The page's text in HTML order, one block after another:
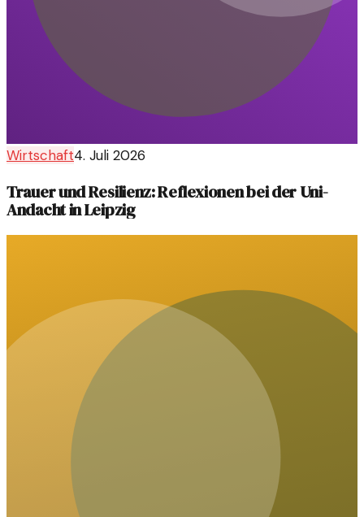
Wirtschaft4. Juli 2026
Trauer und Resilienz: Reflexionen bei der Uni-
Andacht in Leipzig